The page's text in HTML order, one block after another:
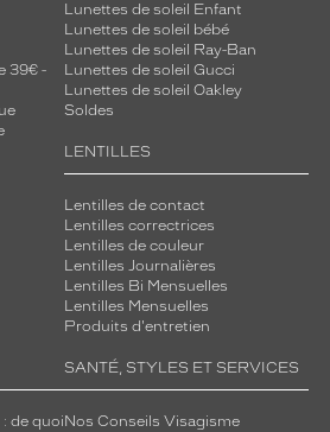
39€ -
Lunettes de soleil Enfant
Lunettes de soleil bébé
Lunettes de soleil Ray-Ban
Lunettes de soleil Gucci
Lunettes de soleil Oakley
Soldes
LENTILLES
Lentilles de contact
Lentilles correctrices
Lentilles de couleur
Lentilles Journalières
Lentilles Bi Mensuelles
Lentilles Mensuelles
Produits d'entretien
de quoi
SANTÉ, STYLES ET SERVICES
Nos Conseils Visagisme